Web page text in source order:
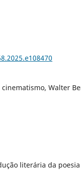
cinematismo, Walter
literária da